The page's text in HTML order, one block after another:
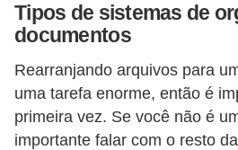
Tipos de sistemas de
documentos
Rearranjando arquivos para
uma tarefa enorme, então é
primeira vez. Se você não é
importante falar com o resto
ó
i
c
a